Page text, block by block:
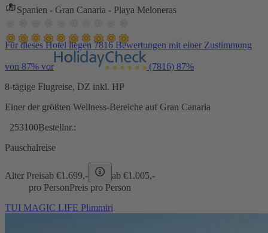
Spanien - Gran Canaria - Playa Meloneras
Für dieses Hotel liegen 7816 Bewertungen mit einer Zustimmung
von 87% vor (7816) 87%
8-tägige Flugreise, DZ inkl. HP
Einer der größten Wellness-Bereiche auf Gran Canaria
253100Bestellnr.:
Pauschalreise
Alter Preisab €1.699,- ab €1.005,-
pro PersonPreis pro Person
TUI MAGIC LIFE Plimmiri